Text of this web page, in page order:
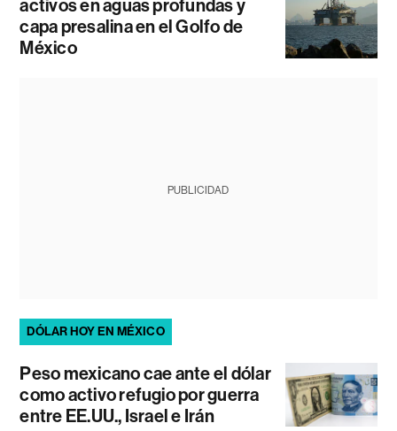
activos en aguas profundas y
capa presalina en el Golfo de
México
PUBLICIDAD
DÓLAR HOY EN MÉXICO
Peso mexicano cae ante el dólar
como activo refugio por guerra
entre EE.UU., Israel e Irán